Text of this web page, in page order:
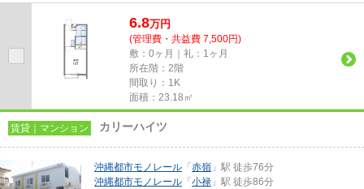
6.8万円
(管理費・共益費 7,500円)
敷：0ヶ月｜礼：1ヶ月
所在階：2階
間取り：1K
面積：23.18㎡
賃貸｜マンション カリーハイツ
沖縄都市モノレール 「 赤嶺 」駅 徒歩76分
沖縄都市モノレール 「 小禄 」駅 徒歩86分